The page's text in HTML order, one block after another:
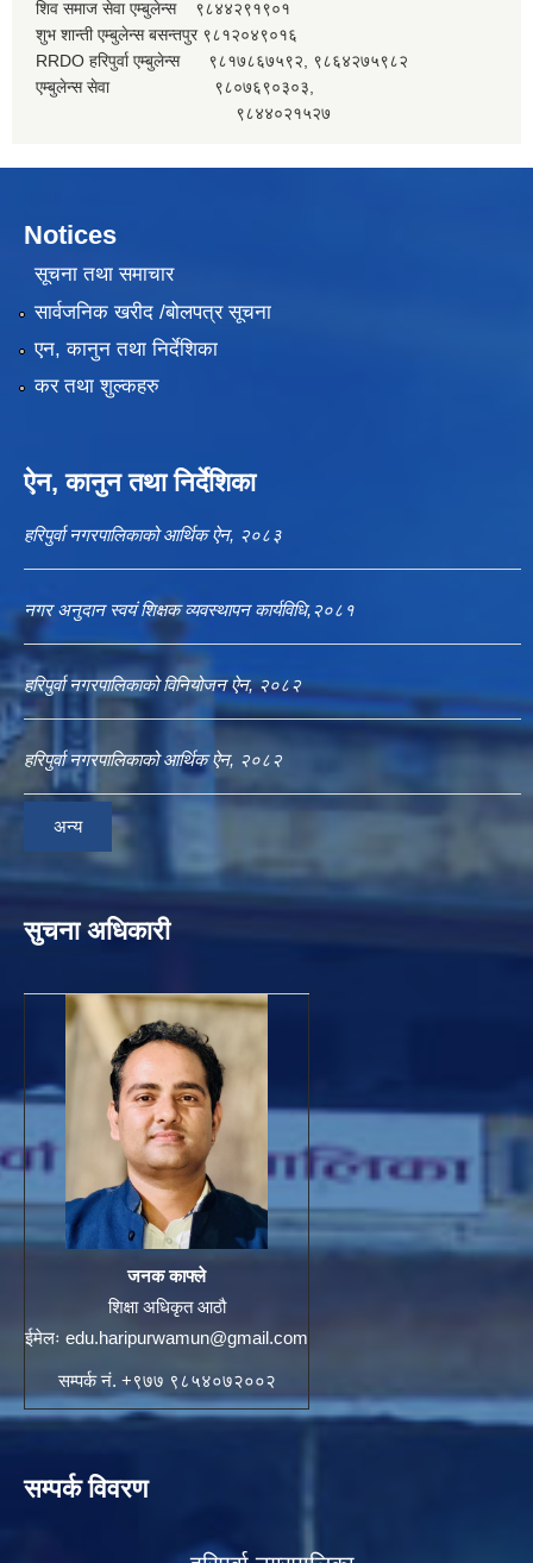
शिव समाज सेवा एम्बुलेन्स ९८४४२९१९०१
शुभ शान्ती एम्बुलेन्स बसन्तपुर ९८१२०४९०१६
RRDO हरिपुर्वा एम्बुलेन्स ९८१७८६७५९२, ९८६४२७५९८२
एम्बुलेन्स सेवा ९८०७६९०३०३,
९८४४०२१५२७
Notices
सूचना तथा समाचार
सार्वजनिक खरीद /बोलपत्र सूचना
एन, कानुन तथा निर्देशिका
कर तथा शुल्कहरु
ऐन, कानुन तथा निर्देशिका
हरिपुर्वा नगरपालिकाको आर्थिक ऐन, २०८३
नगर अनुदान स्वयं शिक्षक व्यवस्थापन कार्यविधि,२०८१
हरिपुर्वा नगरपालिकाको विनियोजन ऐन, २०८२
हरिपुर्वा नगरपालिकाको आर्थिक ऐन, २०८२
अन्य
सुचना अधिकारी
जनक काफ्ले
शिक्षा अधिकृत आठौ
ईमेलः edu.haripurwamun@gmail.com
सम्पर्क नं. +९७७ ९८५४०७२००२
सम्पर्क विवरण